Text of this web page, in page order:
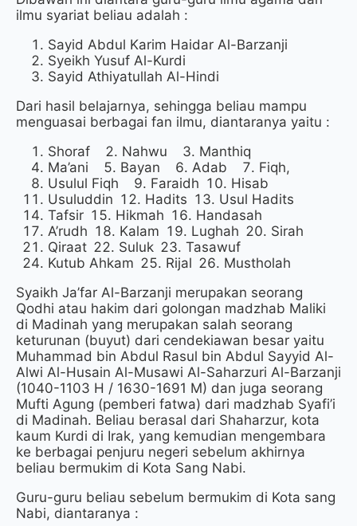
ilmu syariat beliau adalah :
Sayid Abdul Karim Haidar Al-Barzanji
Syeikh Yusuf Al-Kurdi
Sayid Athiyatullah Al-Hindi
Dari hasil belajarnya, sehingga beliau mampu
menguasai berbagai fan ilmu, diantaranya yaitu :
Shoraf
Nahwu
Manthiq
Ma’ani
Bayan Adab
Fiqh,
Usulul Fiqh
Faraidh
Hisab
Usuluddin
Hadits
Usul Hadits
Tafsir
Hikmah
Handasah
A’rudh
Kalam Lughah
Sirah
Qiraat
Suluk
Tasawuf
Kutub Ahkam
Rijal
Mustholah
Syaikh Ja’far Al-Barzanji merupakan seorang
Qodhi atau hakim dari golongan madzhab Maliki
di Madinah yang merupakan salah seorang
keturunan (buyut) dari cendekiawan besar yaitu
Muhammad bin Abdul Rasul bin Abdul Sayyid Al-
Alwi Al-Husain Al-Musawi Al-Saharzuri Al-Barzanji
(1040-1103 H / 1630-1691 M) dan juga seorang
Mufti Agung (pemberi fatwa) dari madzhab Syafi’i
di Madinah. Beliau berasal dari Shaharzur, kota
kaum Kurdi di Irak, yang kemudian mengembara
ke berbagai penjuru negeri sebelum akhirnya
beliau bermukim di Kota Sang Nabi.
Guru-guru beliau sebelum bermukim di Kota sang
Nabi, diantaranya :